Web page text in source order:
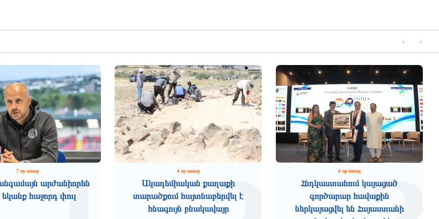
7 օր առաջ
արժանիորեն
եկանք հաջորդ փուլ
4 օր առաջ
Ակադեմիական քաղաքի
տարածքում հայտնաբերվել է
հնագույն բնակավայր
4 օր առաջ
Հնդկաստանում կայացած
գործարար հավաքին
ներկայացվել են Հայաստանի
‹ ›